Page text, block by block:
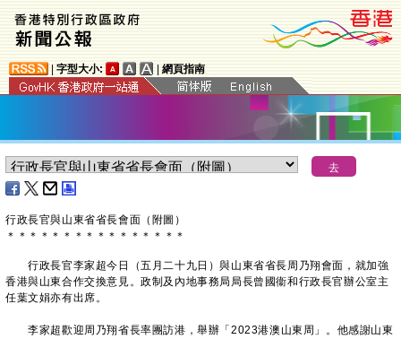
字型大小: 網頁指南
行政長官與山東省省長會面（附圖）
＊ ＊ ＊ ＊ ＊ ＊ ＊ ＊ ＊ ＊ ＊ ＊ ＊ ＊ ＊ ＊
行政長官李家超今日（五月二十九日）與山東省省長周乃翔會面，就加強
香港與山東合作交換意見。政制及內地事務局局長曾國衞和行政長官辦公室主
任葉文娟亦有出席。
李家超歡迎周乃翔省長率團訪港，舉辦「2023港澳山東周」。他感謝山東